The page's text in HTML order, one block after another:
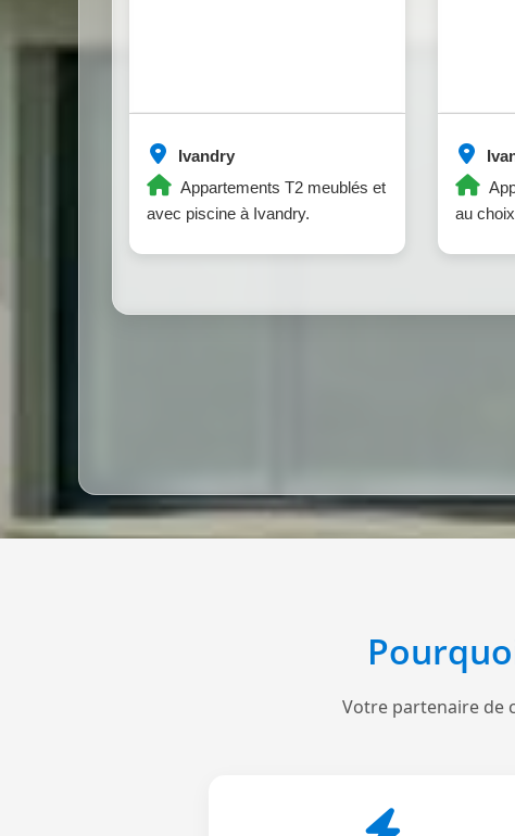
Ivandry
Appartements T2 meublés et
avec piscine à Ivandry.
au
Votre partenaire de